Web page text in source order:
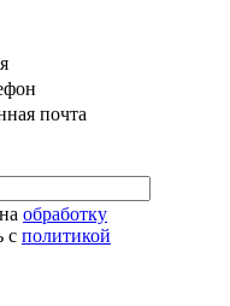
почта
обработку
с политикой